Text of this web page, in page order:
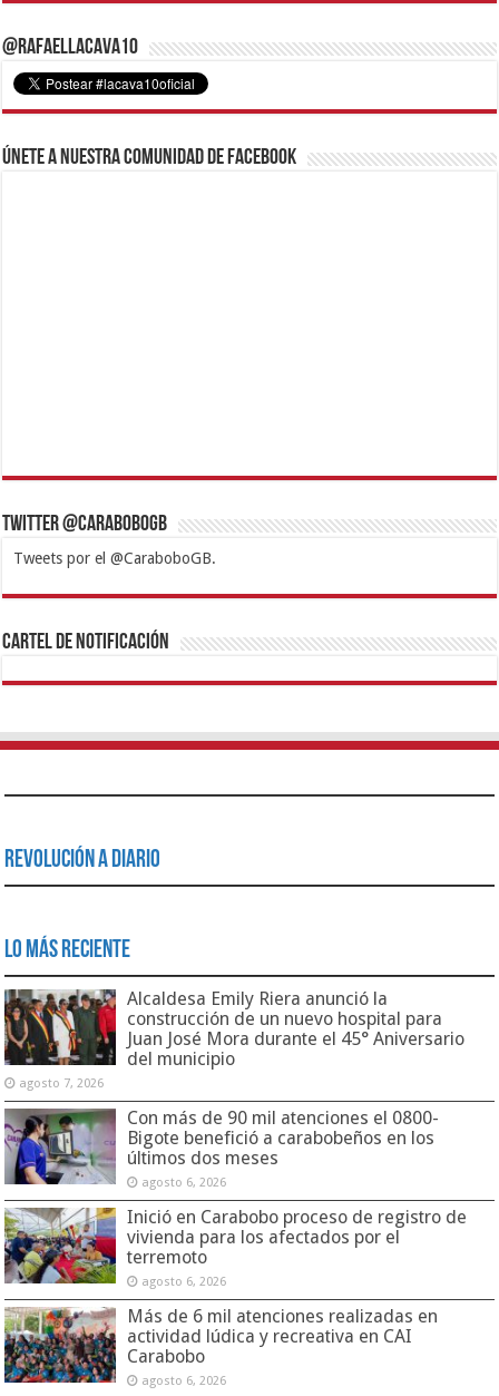
@RafaelLacava10
Únete a nuestra comunidad de Facebook
Twitter @CaraboboGB
Tweets por el @CaraboboGB.
1xbetBetturkeyBetistKralbetSupertotobetTipobetMatadorbetMariobet
https://mvbcasino.com/
Cartel de Notificación
Revolución a Diario
Lo Más Reciente
Alcaldesa Emily Riera anunció la
construcción de un nuevo hospital para
Juan José Mora durante el 45° Aniversario
del municipio
agosto 7, 2026
Con más de 90 mil atenciones el 0800-
Bigote benefició a carabobeños en los
últimos dos meses
agosto 6, 2026
Inició en Carabobo proceso de registro de
vivienda para los afectados por el
terremoto
agosto 6, 2026
Más de 6 mil atenciones realizadas en
actividad lúdica y recreativa en CAI
Carabobo
agosto 6, 2026